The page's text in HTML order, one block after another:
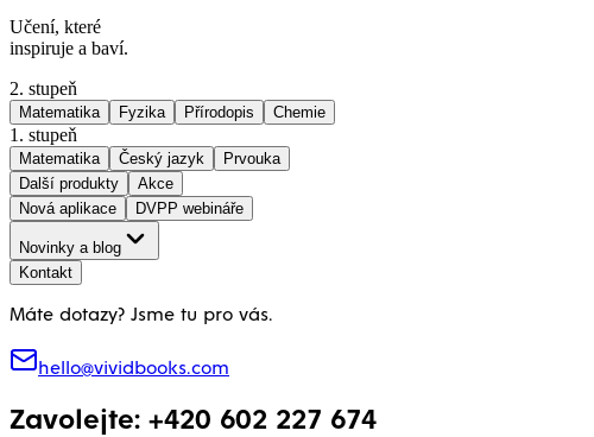
Učení, které
inspiruje a baví.
2. stupeň
Matematika Fyzika Přírodopis Chemie
1. stupeň
Matematika Český jazyk
Prvouka
Další produkty
Akce
Nová aplikace
DVPP webináře
Novinky a blog
Kontakt
Máte dotazy? Jsme tu pro vás.
hello@vividbooks.com
Zavolejte: +420 602 227 674